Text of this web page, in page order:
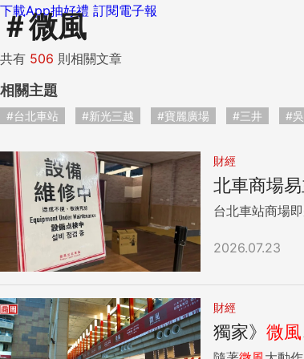
下載App抽好禮 訂閱電子報
＃微風
共有 506 則相關文章
相關主題
#台北車站 #新光三越 #寶麗廣場 #三井 #
財經
北車商場易
台北車站商場
2026.07.23
財經
獨家》 微風